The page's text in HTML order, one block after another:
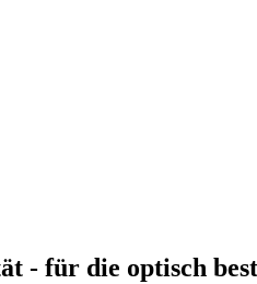
- für die optisch